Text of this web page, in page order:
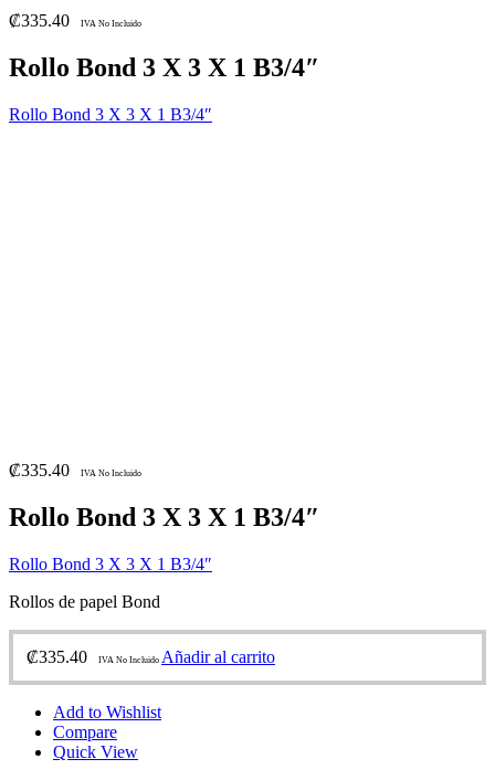
₡335.40 IVA No Incluido
Rollo Bond 3 X 3 X 1 B3/4″
Rollo Bond 3 X 3 X 1 B3/4″
₡335.40 IVA No Incluido
Rollo Bond 3 X 3 X 1 B3/4″
Rollo Bond 3 X 3 X 1 B3/4″
Rollos de papel Bond
₡335.40 IVA No Incluido Añadir al carrito
Add to Wishlist
Compare
Quick View